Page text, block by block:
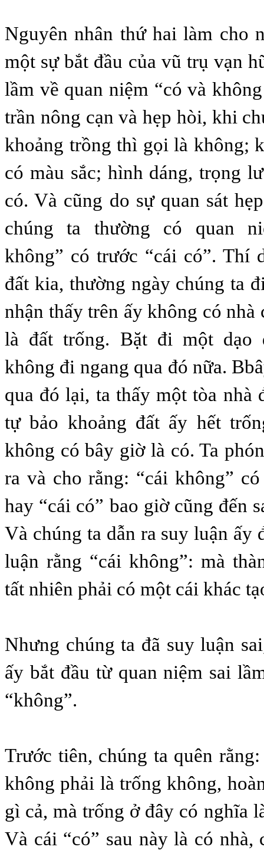
Nguyên nhân thứ hai làm cho
một sự bắt đầu của vũ trụ vạn
lầm về quan niệm “có và
trần nông cạn và hẹp hòi, khi
khoảng trồng thì gọi là không;
có màu sắc; hình dáng, trọng
có. Và cũng do sự quan sát
chúng ta thường có quan
không” có trước “cái có”. Thí
đất kia, thường ngày chúng ta
nhận thấy trên ấy không có nhà
là đất trống. Bặt đi một dạo
không đi ngang qua đó nữa.
qua đó lại, ta thấy một tòa nhà
tự bảo khoảng đất ấy hết
không có bây giờ là có. Ta
ra và cho rằng: “cái không”
hay “cái có” bao giờ cũng đến
Và chúng ta dẫn ra suy luận ấy
luận rằng “cái không”: mà
tất nhiên phải có một cái khác
Nhưng chúng ta đã suy luận
ấy bắt đầu từ quan niệm sai
“không”.
Trước tiên, chúng ta quên
không phải là trống không,
gì cả, mà trống ở đây có nghĩa
Và cái “có” sau này là có nhà,